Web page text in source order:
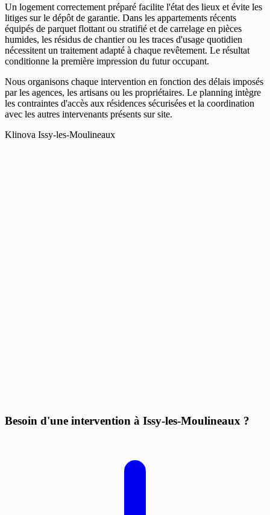
Un logement correctement préparé facilite l'état des lieux et évite les
litiges sur le dépôt de garantie. Dans les appartements récents
équipés de parquet flottant ou stratifié et de carrelage en pièces
humides, les résidus de chantier ou les traces d'usage quotidien
nécessitent un traitement adapté à chaque revêtement. Le résultat
conditionne la première impression du futur occupant.
Nous organisons chaque intervention en fonction des délais imposés
par les agences, les artisans ou les propriétaires. Le planning intègre
les contraintes d'accès aux résidences sécurisées et la coordination
avec les autres intervenants présents sur site.
Klinova Issy-les-Moulineaux
Besoin d'une intervention à Issy-les-Moulineaux ?